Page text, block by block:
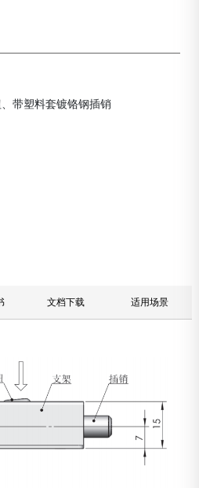
带塑料套镀铬钢插销
文档下载 适用场景